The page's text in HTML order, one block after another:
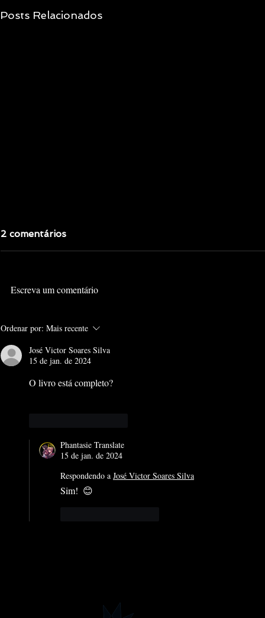
Posts Relacionados
FIVE NIGHTS AT
FREDDY'S: OS OLHOS
PRATEADOS
2 comentários
Escreva um comentário
Ordenar por: Mais recente
José Victor Soares Silva
15 de jan. de 2024
O livro está completo?
Phantasie Translate
15 de jan. de 2024
Respondendo a
José Victor Soares Silva
Sim!  😊